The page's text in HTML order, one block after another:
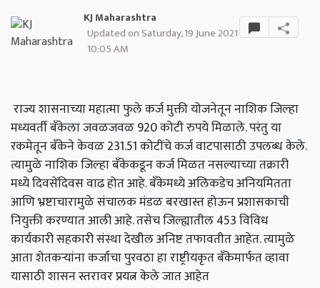
KJ Maharashtra
Updated on Saturday, 19 June 2021
10:05 AM
राज्य शासनाच्या महात्मा फुले कर्ज मुक्ती योजनेतून नाशिक जिल्हा
मध्यवर्ती बँकेला जवळजवळ 920 कोटी रुपये मिळाले. परंतु या
रकमेतून बँकेने केवळ 231.51 कोटींचे कर्ज वाटपासाठी उपलब्ध केले.
त्यामुळे नाशिक जिल्हा बँकेकडून कर्ज मिळत नसल्याच्या तक्रारी
मध्ये दिवसेंदिवस वाढ होत आहे. बँकेमध्ये अलिकडेच अनियमितता
आणि भ्रष्टाचारामुळे संचालक मंडळ बरखास्त होऊन प्रशासकाची
नियुक्ती करण्यात आली आहे. तसेच जिल्ह्यातील 453 विविध
कार्यकारी सहकारी संस्था देखील अनिष्ट तफावतीत आहेत. त्यामुळे
आता शेतकऱ्यांना कर्जाचा पुरवठा हा राष्ट्रीयकृत बँकेमार्फत व्हावा
यासाठी शासन स्तरावर प्रयत्न केले जात आहेत